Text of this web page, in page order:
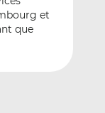
et
que